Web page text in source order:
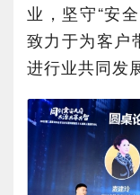
业，坚守“安
致力于为客户
进行业共同发